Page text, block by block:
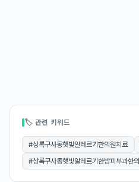
🏷 관련 키워드
#상록구사동햇빛알레르기한의원치료
#상록구사동햇빛알레르기한방피부과한의